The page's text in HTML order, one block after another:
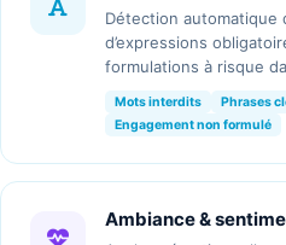
Détection automatique
d’expressions
formulations à risque
Mots interdits
Phrases
Engagement non formulé
Ambiance &